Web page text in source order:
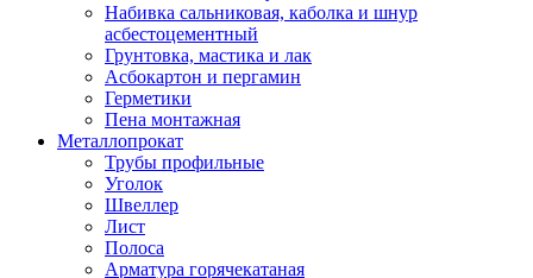
Набивка сальниковая, каболка и шнур
асбестоцементный
Грунтовка, мастика и лак
Асбокартон и пергамин
Герметики
Пена монтажная
Металлопрокат
Трубы профильные
Уголок
Швеллер
Лист
Полоса
Арматура горячекатаная